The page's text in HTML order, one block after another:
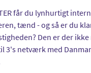
får du lynhurtigt
tænd - og så er du
Den er der
3's netværk med